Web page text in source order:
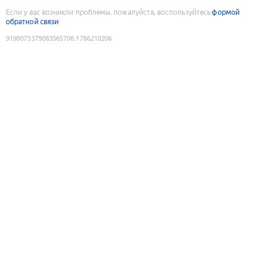
Если у вас возникли проблемы, пожалуйста, воспользуйтесьформой
обратной связи
9190073379083565706:1786210206